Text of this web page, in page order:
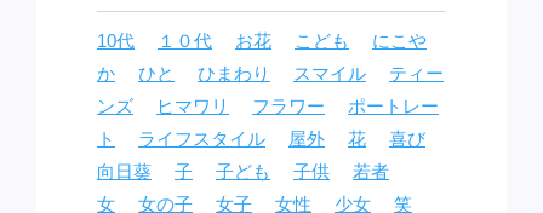
10代 １０代 お花 こども
にこや
か
ひと ひまわり スマイル
ティー
ンズ
ヒマワリ フラワー
ポートレー
ト
ライフスタイル 屋外 花
喜び
向日葵
子 子ども 子供
若者
女
女の子 女子 女性 少女
笑